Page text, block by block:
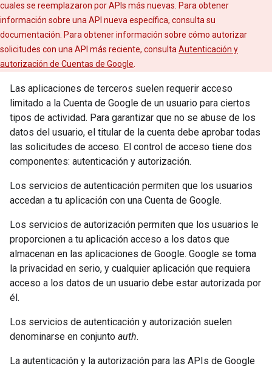
cuales se reemplazaron por APIs más nuevas. Para obtener
información sobre una API nueva específica, consulta su
documentación. Para obtener información sobre cómo autorizar
solicitudes con una API más reciente, consulta Autenticación y
autorización de Cuentas de Google
Las aplicaciones de terceros suelen requerir acceso
limitado a la Cuenta de Google de un usuario para ciertos
tipos de actividad. Para garantizar que no se abuse de los
datos del usuario, el titular de la cuenta debe aprobar todas
las solicitudes de acceso. El control de acceso tiene dos
componentes: autenticación y autorización.
Los servicios de autenticación permiten que los usuarios
accedan a tu aplicación con una Cuenta de Google.
Los servicios de autorización permiten que los usuarios le
proporcionen a tu aplicación acceso a los datos que
almacenan en las aplicaciones de Google. Google se toma
la privacidad en serio, y cualquier aplicación que requiera
acceso a los datos de un usuario debe estar autorizada por
él.
Los servicios de autenticación y autorización suelen
denominarse en conjunto auth.
La autenticación y la autorización para las APIs de Google